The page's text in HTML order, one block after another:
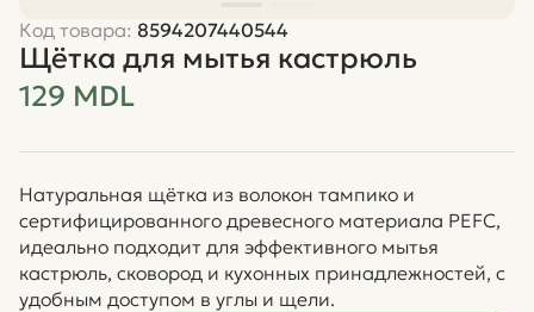
Код товара: 8594207440544
Щётка для мытья кастрюль
129 MDL
Натуральная щётка из волокон тампико и
сертифицированного древесного материала PEFC,
идеально подходит для эффективного мытья
кастрюль, сковород и кухонных принадлежностей, с
удобным доступом в углы и щели.